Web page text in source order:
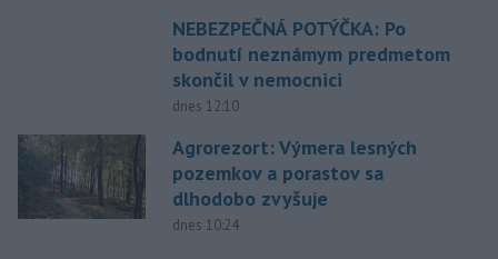
NEBEZPEČNÁ POTÝČKA: Po
bodnutí neznámym predmetom
skončil v nemocnici
dnes 12:10
Agrorezort: Výmera lesných
pozemkov a porastov sa
dlhodobo zvyšuje
dnes 10:24